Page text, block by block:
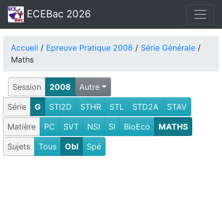
ECEBac 2026
Accueil / Epreuve Pratique 2008 / Série Générale /
Maths
Session 2008
Autre
Série
G STI2D STHR STL STD2A
STAV
Matière
PC SVT NSI SI BioEco
MATHS
Sujets
Tous Obl Spé